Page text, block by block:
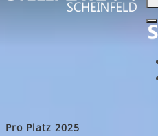
Pro Platz 2025